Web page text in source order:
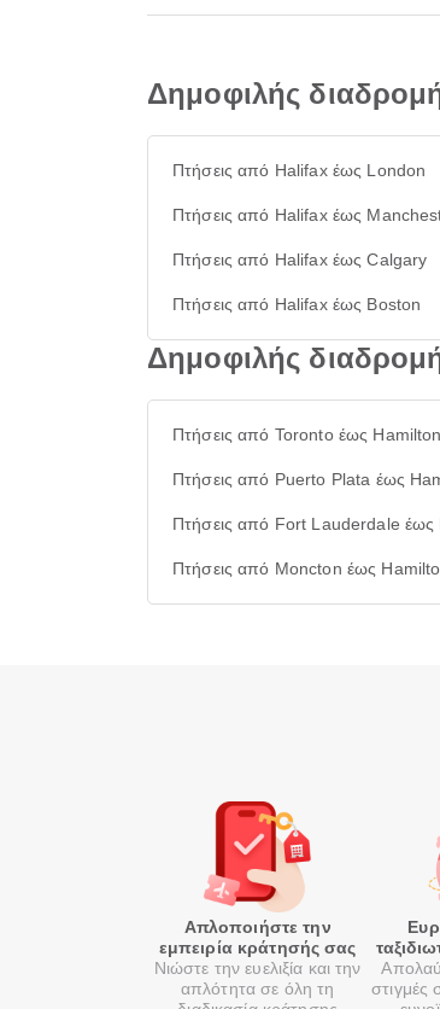
Δημοφιλής
Πτήσεις από Halifax έως London
Πτήσεις από Halifax έως
Πτήσεις από Halifax έως Calgary
Πτήσεις από Halifax έως Boston
Δημοφιλής
Πτήσεις από Toronto έως Hamilton
Πτήσεις από Puerto Plata έως
Πτήσεις από Fort Lauderdale έως
Πτήσεις από Moncton έως
Απλοποιήστε την
εμπειρία κράτησής σας
Νιώστε την ευελιξία και την
απλότητα σε όλη τη
στιγμές